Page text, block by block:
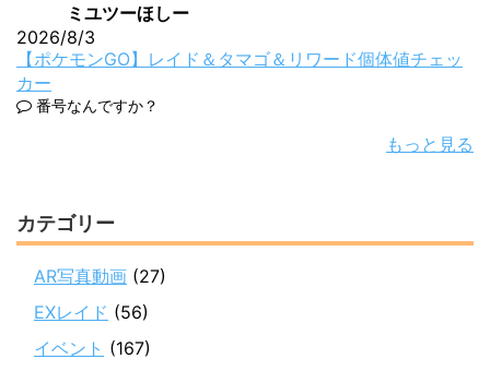
ミユツーほしー
2026/8/3
【ポケモンGO】レイド＆タマゴ＆リワード個体値チェッ
カー
番号なんですか？
もっと見る
カテゴリー
AR写真動画 (27)
EXレイド (56)
イベント (167)